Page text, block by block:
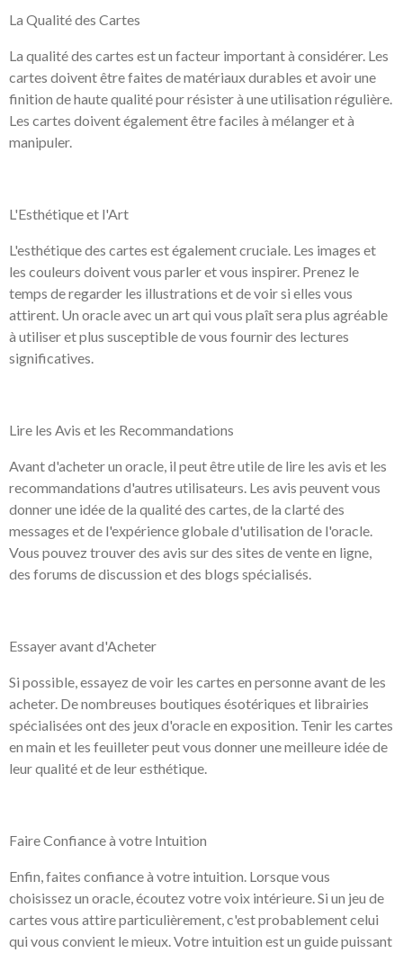
La Qualité des Cartes
La qualité des cartes est un facteur important à considérer. Les
cartes doivent être faites de matériaux durables et avoir une
finition de haute qualité pour résister à une utilisation régulière.
Les cartes doivent également être faciles à mélanger et à
manipuler.
L'Esthétique et l'Art
L'esthétique des cartes est également cruciale. Les images et
les couleurs doivent vous parler et vous inspirer. Prenez le
temps de regarder les illustrations et de voir si elles vous
attirent. Un oracle avec un art qui vous plaît sera plus agréable
à utiliser et plus susceptible de vous fournir des lectures
significatives.
Lire les Avis et les Recommandations
Avant d'acheter un oracle, il peut être utile de lire les avis et les
recommandations d'autres utilisateurs. Les avis peuvent vous
donner une idée de la qualité des cartes, de la clarté des
messages et de l'expérience globale d'utilisation de l'oracle.
Vous pouvez trouver des avis sur des sites de vente en ligne,
des forums de discussion et des blogs spécialisés.
Essayer avant d'Acheter
Si possible, essayez de voir les cartes en personne avant de les
acheter. De nombreuses boutiques ésotériques et librairies
spécialisées ont des jeux d'oracle en exposition. Tenir les cartes
en main et les feuilleter peut vous donner une meilleure idée de
leur qualité et de leur esthétique.
Faire Confiance à votre Intuition
Enfin, faites confiance à votre intuition. Lorsque vous
choisissez un oracle, écoutez votre voix intérieure. Si un jeu de
cartes vous attire particulièrement, c'est probablement celui
qui vous convient le mieux. Votre intuition est un guide puissant